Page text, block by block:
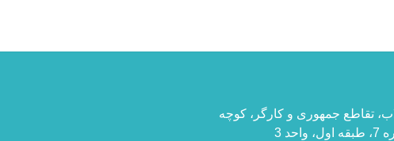
تقاطع جمهوری و کارگر، کوچه
3